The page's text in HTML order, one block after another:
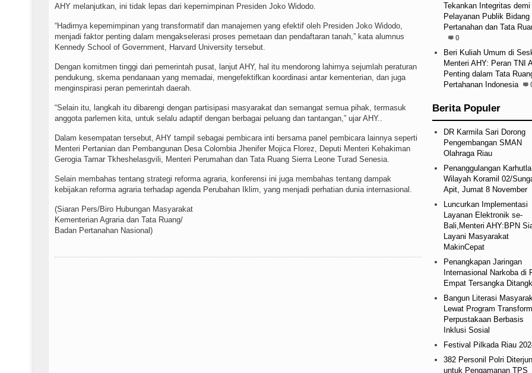
AHY melanjutkan, ini tidak lepas dari kepemimpinan Presiden Joko Widodo.
“Hadirnya kepemimpinan yang transformatif dan manajemen yang efektif oleh Presiden Joko Widodo,
menjadi faktor penting dalam mengakselerasi proses pemetaan dan pendaftaran tanah,” kata alumnus
Kennedy School of Government, Harvard University tersebut.
Dengan komitmen tinggi dari pemerintah pusat, lanjut AHY, hal itu mendorong lahirnya sejumlah peraturan
pendukung, skema pendanaan yang memadai, mengefektifkan koordinasi antar kementerian, dan juga
menginspirasi peran pemerintah daerah.
“Selain itu, langkah itu dibarengi dengan partisipasi masyarakat dan semangat semua pihak, termasuk
anggota parlemen kita, untuk selalu adaptif dengan berbagai peluang dan tantangan,” ujar AHY..
Dalam kesempatan tersebut, AHY tampil sebagai pembicara inti bersama panel pembicara lainnya seperti
Menteri Pertanian dan Pembangunan Desa Colombia Jhenifer Mojica Florez, Deputi Menteri Kehakiman
Gerogia Tamar Tkheshelasgvili, Menteri Perumahan dan Tata Ruang Sierra Leone Turad Senesia.
Selain membahas tentang strategi reforma agraria, konferensi ini juga membahas tentang dampak
kebijakan reforma agraria terhadap agenda Perubahan Iklim, yang menjadi perhatian dunia internasional.
(Siaran Pers/Biro Hubungan Masyarakat
Kementerian Agraria dan Tata Ruang/
Badan Pertanahan Nasional)
Tekankan Integritas demi
Pelayanan Publik Bidang
Pertanahan dan Tata
0
Beri Kuliah Umum di
Menteri AHY: Peran TNI
Penting dalam Tata
Pertahanan Indonesia
Berita Populer
DR Karmila Sari Dorong
Pengembangan SMAN
Olahraga Riau
Penanggulangan
Wilayah Koramil 02/
Apit, Jumat 8 November
Luncurkan Implementasi
Layanan Elektronik se-
Bali,Menteri AHY:BPN
Layani Masyarakat
MakinCepat
Penangkapan Jaringan
Internasional Narkoba di
Empat Tersangka
Bangun Literasi
Lewat Program
Perpustakaan Berbasis
Inklusi Sosial
Festival Pilkada Riau
382 Personil Polri
untuk Pengamanan TPS